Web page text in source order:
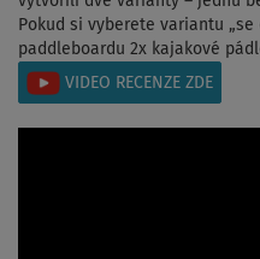
Pokud si vyberete variantu
paddleboardu 2x kajakové
VIDEO RECENZE ZDE